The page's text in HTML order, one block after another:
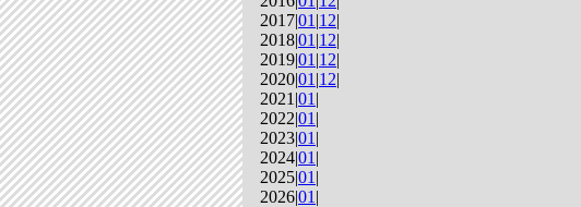
2017|01 |12|
2018|01 |12|
2019|01 |12|
2020|01 |12|
2021|01 |
2022|01 |
2023|01 |
2024|01 |
2025|01 |
2026|01 |